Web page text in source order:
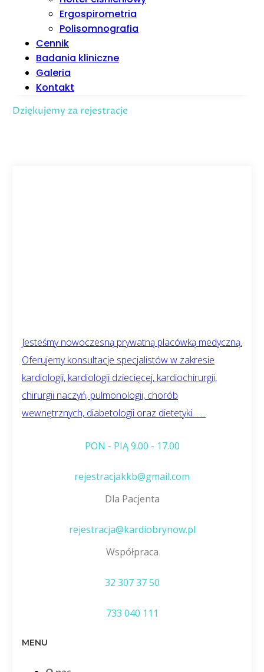
Ergospirometria
Polisomnografia
Cennik
Badania kliniczne
Galeria
Kontakt
Dziękujemy za rejestracje
Jesteśmy nowoczesną prywatną placówką medyczną.
Oferujemy konsultacje specjalistów w zakresie
kardiologii, kardiologii dziecięcej, kardiochirurgii,
chirurgii naczyń, pulmonologii, chorób
wewnętrznych, diabetologii oraz dietetyki. . ...
PON - PIĄ 9.00 - 17.00
rejestracjakkb@gmail.com
Dla Pacjenta
rejestracja@kardiobrynow.pl
Współpraca
32 307 37 50
733 040 111
MENU